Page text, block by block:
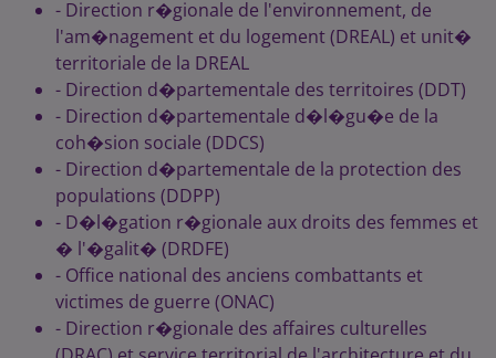
- Direction r�gionale de l'environnement, de
l'am�nagement et du logement (DREAL) et unit�
territoriale de la DREAL
- Direction d�partementale des territoires (DDT)
- Direction d�partementale d�l�gu�e de la
coh�sion sociale (DDCS)
- Direction d�partementale de la protection des
populations (DDPP)
- D�l�gation r�gionale aux droits des femmes et
� l'�galit� (DRDFE)
- Office national des anciens combattants et
victimes de guerre (ONAC)
- Direction r�gionale des affaires culturelles